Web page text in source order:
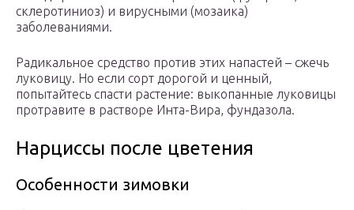
склеротиниоз) и вирусными (мозаика)
заболеваниями.
Радикальное средство против этих напастей – сжечь
луковицу. Но если сорт дорогой и ценный,
попытайтесь спасти растение: выкопанные луковицы
протравите в растворе Инта-Вира, фундазола.
Нарциссы после цветения
Особенности зимовки